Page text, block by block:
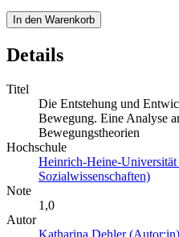
In den Warenkorb
Details
Titel
Die Entstehung und
Bewegung. Eine Analyse
Bewegungstheorien
Hochschule
Heinrich-Heine-
Sozialwissenschaften)
Note
1,0
Autor
Katharina Dehler (Autor:in)